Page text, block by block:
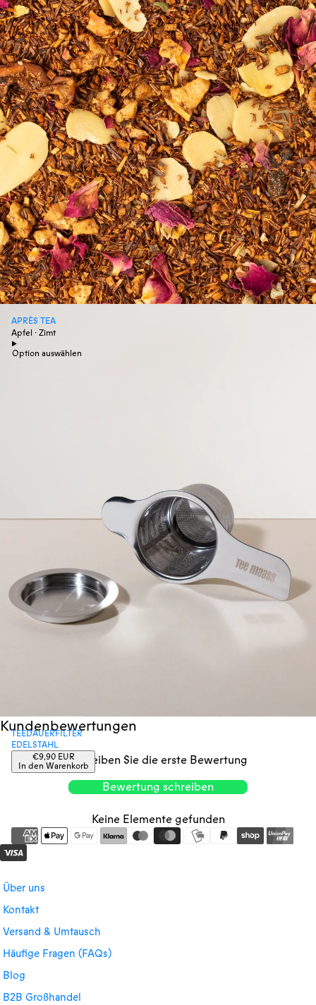
APRÈS TEA
Apfel · Zimt
Option auswählen
TEEDAUERFILTER
EDELSTAHL
Regulärer
Preis
€9,90 EUR
In den Warenkorb
Kundenbewertungen
Schreiben Sie die erste Bewertung
Bewertung schreiben
Keine Elemente gefunden
Über uns
Kontakt
Versand & Umtausch
Häufige Fragen (FAQs)
Blog
B2B Großhandel